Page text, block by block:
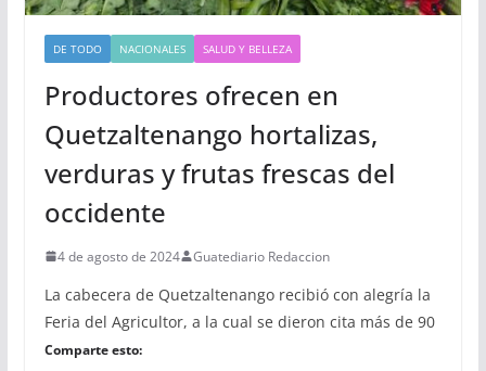
DE TODO NACIONALES SALUD Y BELLEZA
Productores ofrecen en
Quetzaltenango hortalizas,
verduras y frutas frescas del
occidente
4 de agosto de 2024 Guatediario Redaccion
La cabecera de Quetzaltenango recibió con alegría la
Feria del Agricultor, a la cual se dieron cita más de 90
Comparte esto: